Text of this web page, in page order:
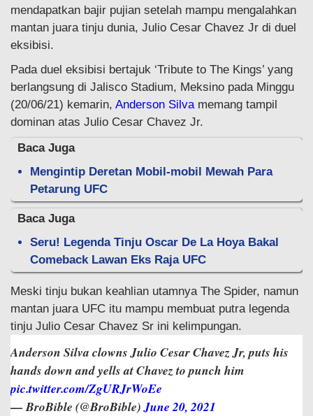
mendapatkan bajir pujian setelah mampu mengalahkan
mantan juara tinju dunia, Julio Cesar Chavez Jr di duel
eksibisi.
Pada duel eksibisi bertajuk ‘Tribute to The Kings’ yang
berlangsung di Jalisco Stadium, Meksino pada Minggu
(20/06/21) kemarin, Anderson Silva memang tampil
dominan atas Julio Cesar Chavez Jr.
Baca Juga
Mengintip Deretan Mobil-mobil Mewah Para
Petarung UFC
Baca Juga
Seru! Legenda Tinju Oscar De La Hoya Bakal
Comeback Lawan Eks Raja UFC
Meski tinju bukan keahlian utamnya The Spider, namun
mantan juara UFC itu mampu membuat putra legenda
tinju Julio Cesar Chavez Sr ini kelimpungan.
Anderson Silva clowns Julio Cesar Chavez Jr, puts his
hands down and yells at Chavez to punch him
pic.twitter.com/ZgURJrWoEe
— BroBible (@BroBible)June 20, 2021